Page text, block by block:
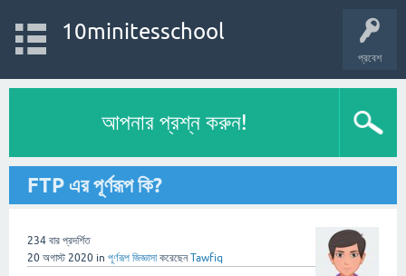
প্রবেশ
10minitesschool
আপনার প্রশ্ন করুন!
FTP এর পূর্ণরূপ কি?
234 বার প্রদর্শিত
20 অগাস্ট 2020 in পূর্ণরূপ জিজ্ঞাসা করেছেনTawfiq